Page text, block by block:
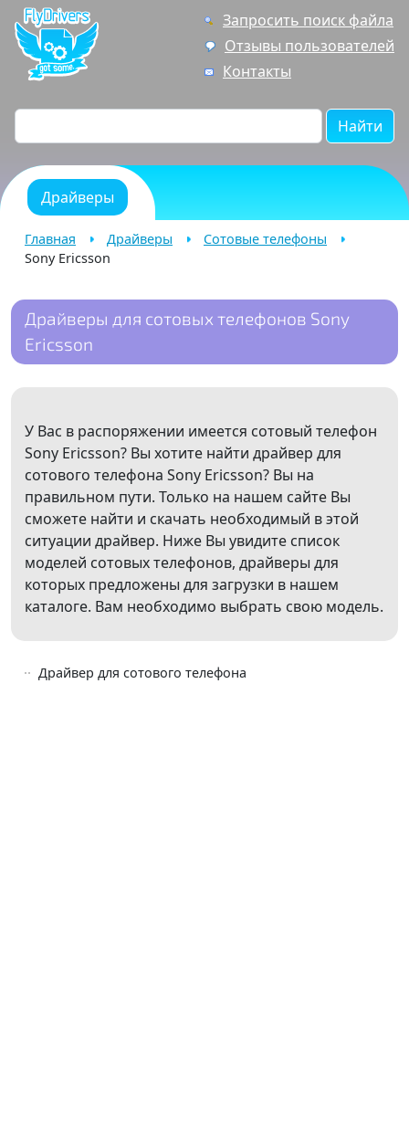
Запросить поиск файла
Отзывы пользователей
Контакты
Найти
Драйверы
Главная Драйверы
Сотовые телефоны
Sony Ericsson
Драйверы для сотовых телефонов Sony
Ericsson
У Вас в распоряжении имеется сотовый телефон
Sony Ericsson? Вы хотите найти драйвер для
сотового телефона Sony Ericsson? Вы на
правильном пути. Только на нашем сайте Вы
сможете найти и скачать необходимый в этой
ситуации драйвер. Ниже Вы увидите список
моделей сотовых телефонов, драйверы для
которых предложены для загрузки в нашем
каталоге. Вам необходимо выбрать свою модель.
Драйвер для сотового телефона